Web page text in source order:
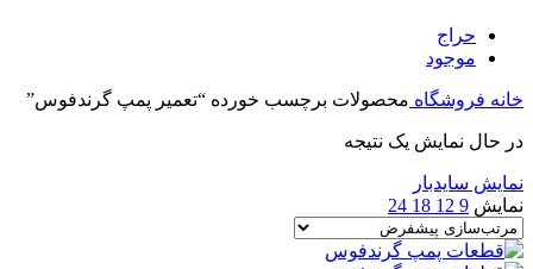
حراج
موجود
خانه فروشگاه محصولات برچسب خورده “تعمیر پمپ گرندفوس”
در حال نمایش یک نتیجه
نمایش سایدبار
نمایش 9
12
18
24